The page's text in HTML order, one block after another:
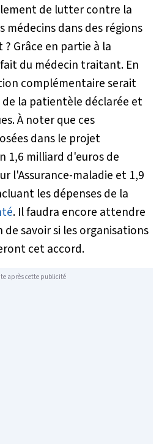
de lutter contre la
dans des régions
Grâce en partie à la
du médecin traitant. En
complémentaire serait
la patientèle déclarée et
À noter que ces
dans le projet
1,6 milliard d'euros de
l'Assurance-maladie et 1,9
les dépenses de la
. Il faudra encore attendre
de savoir si les organisations
cet accord.
après cette publicité